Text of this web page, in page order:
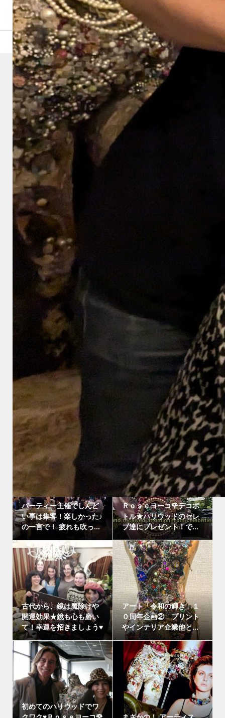
2024.10.06
PXL_20241004_120254127.MP
PXL_20241004_120254127.MP
コメント: 0
関連記事
コロナ被害？２年余り、
色んな会合はギブアッ
プ！そろそろ、人の温...
～Fukuokaばら色～「移
動個展」写真集や写真展
に向けて夢は膨らみます♪
パーティー主催でしんど
い事は集客！楽しかった♪
の一言で！ 疲れも吹っ...
Ｒｏｓｅヨーコ🌹デコボ
トル★ハリウッドのセレ
ブ達にプレゼント！で...
古代から、鏡は魔除けや
開運効果★鏡も心も磨い
て！幸運を招きましょう♥
アート「令和の輝き」１
０周年企画② プリント
やインテリア企業他と...
初めてのハリウッドでワ